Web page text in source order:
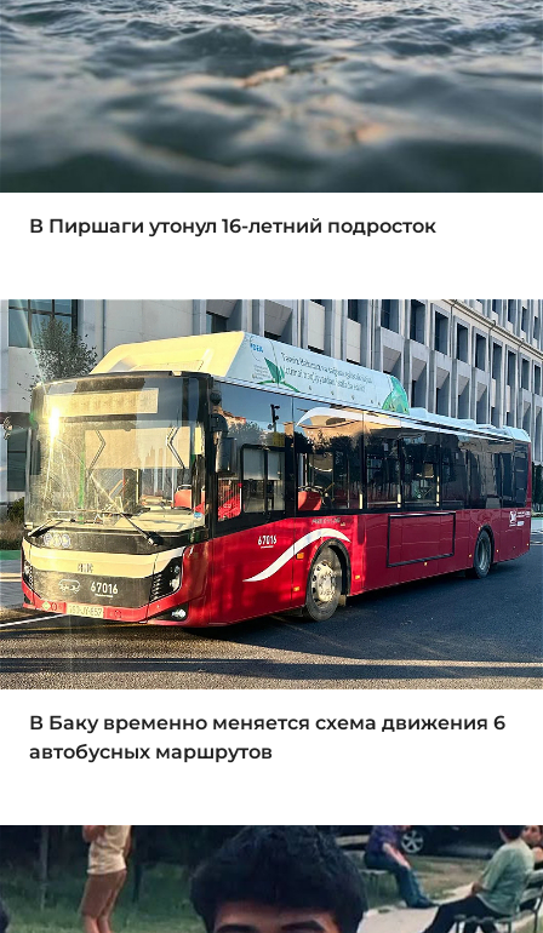
В Пиршаги утонул 16-летний подросток
В Баку временно меняется схема движения 6
автобусных маршрутов